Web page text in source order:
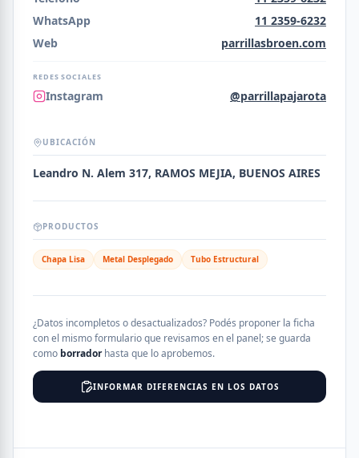
WhatsApp
11 2359-6232
Web
parrillasbroen.com
REDES SOCIALES
Instagram @parrillapajarota
UBICACIÓN
Leandro N. Alem 317, RAMOS MEJIA, BUENOS AIRES
PRODUCTOS
Chapa Lisa Metal Desplegado Tubo Estructural
¿Datos incompletos o desactualizados? Podés proponer la ficha
con el mismo formulario que revisamos en el panel; se guarda
como borradorhasta que lo aprobemos.
INFORMAR DIFERENCIAS EN LOS DATOS